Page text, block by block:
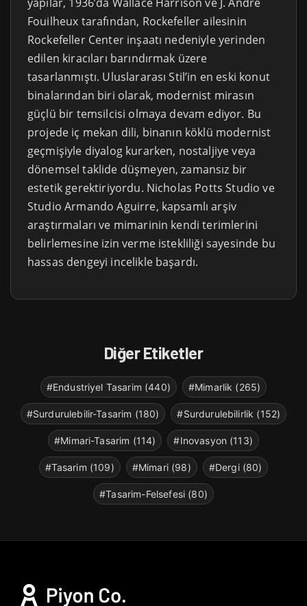
Fouilheux tarafından, Rockefeller ailesinin
Rockefeller Center inşaatı nedeniyle yerinden
edilen kiracıları barındırmak üzere
tasarlanmıştı. Uluslararası Stil’in en eski konut
binalarından biri olarak, modernist mirasın
güçlü bir temsilcisi olmaya devam ediyor. Bu
projede iç mekan dili, binanın köklü modernist
geçmişiyle diyalog kurarken, nostaljiye veya
dönemsel taklide düşmeyen, zamansız bir
estetik gerektiriyordu. Nicholas Potts Studio ve
Studio Armando Aguirre, kapsamlı arşiv
araştırmaları ve mimarinin kendi terimlerini
belirlemesine izin verme istekliliği sayesinde bu
hassas dengeyi incelikle başardı.
Diğer Etiketler
#Endustriyel Tasarim (440) #Mimarlik (265)
#Surdurulebilir-Tasarim (180) #Surdurulebilirlik (152)
#Mimari-Tasarim (114) #Inovasyon (113)
#Tasarim (109) #Mimari (98) #Dergi (80)
#Tasarim-Felsefesi (80)